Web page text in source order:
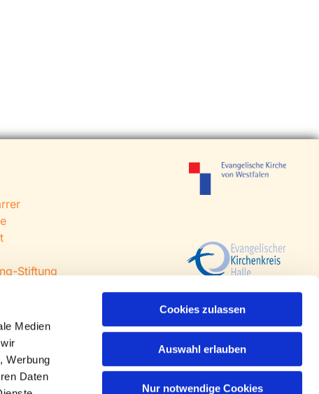
Medien
Werbung
Daten
Cookies zulassen
Auswahl erlauben
Nur notwendige Cookies
Stiftung